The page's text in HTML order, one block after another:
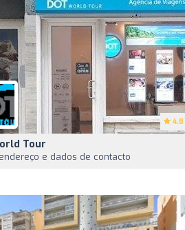
4.8
Tour
e dados de contacto